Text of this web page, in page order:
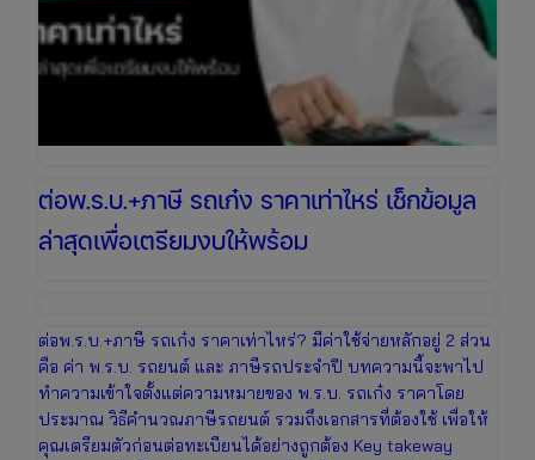
ต่อพ.ร.บ.+ภาษี รถเก๋ง ราคาเท่าไหร่ เช็กข้อมูล
ล่าสุดเพื่อเตรียมงบให้พร้อม
ต่อพ.ร.บ.+ภาษี รถเก๋ง ราคาเท่าไหร่? มีค่าใช้จ่ายหลักอยู่ 2 ส่วน
คือ ค่า พ.ร.บ. รถยนต์ และ ภาษีรถประจำปี บทความนี้จะพาไป
ทำความเข้าใจตั้งแต่ความหมายของ พ.ร.บ. รถเก๋ง ราคาโดย
ประมาณ วิธีคำนวณภาษีรถยนต์ รวมถึงเอกสารที่ต้องใช้ เพื่อให้
คุณเตรียมตัวก่อนต่อทะเบียนได้อย่างถูกต้อง Key takeway